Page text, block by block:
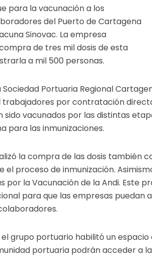
para la vacunación a los
del Puerto de Cartagena
Sinovac. La empresa
de tres mil dosis de esta
a mil 500 personas.
Sociedad Portuaria Regional
trabajadores por contratación
sido vacunados por las distintas
para las inmunizaciones.
la compra de las dosis también
el proceso de inmunización.
por la Vacunación de la Andi. Este
para que las empresas puedan
grupo portuario habilitó un
portuaria podrán acceder a